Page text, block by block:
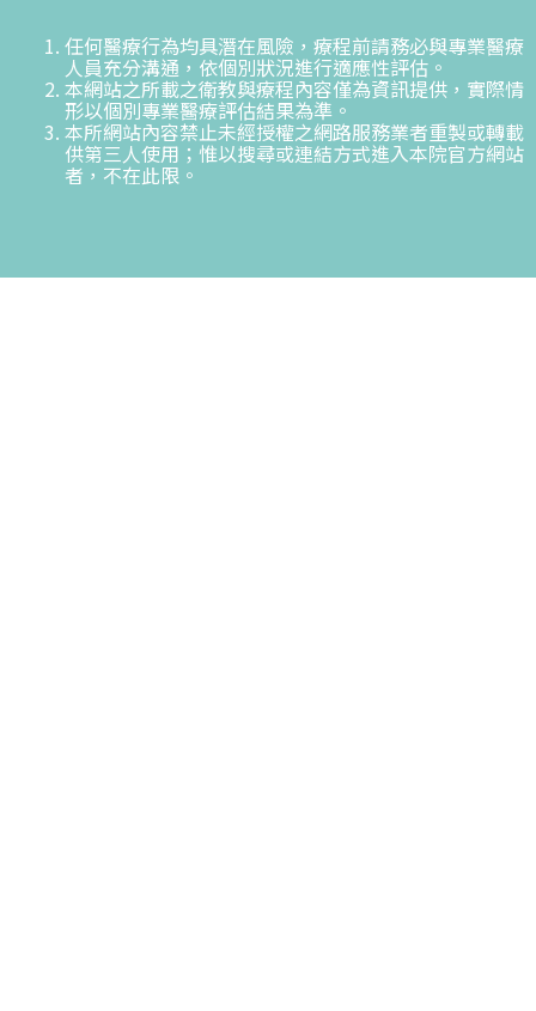
任何醫療行為均具潛在風險，療程前請務必與專業醫療
人員充分溝通，依個別狀況進行適應性評估。
本網站之所載之衛教與療程內容僅為資訊提供，實際情
形以個別專業醫療評估結果為準。
本所網站內容禁止未經授權之網路服務業者重製或轉載
供第三人使用；惟以搜尋或連結方式進入本院官方網站
者，不在此限。